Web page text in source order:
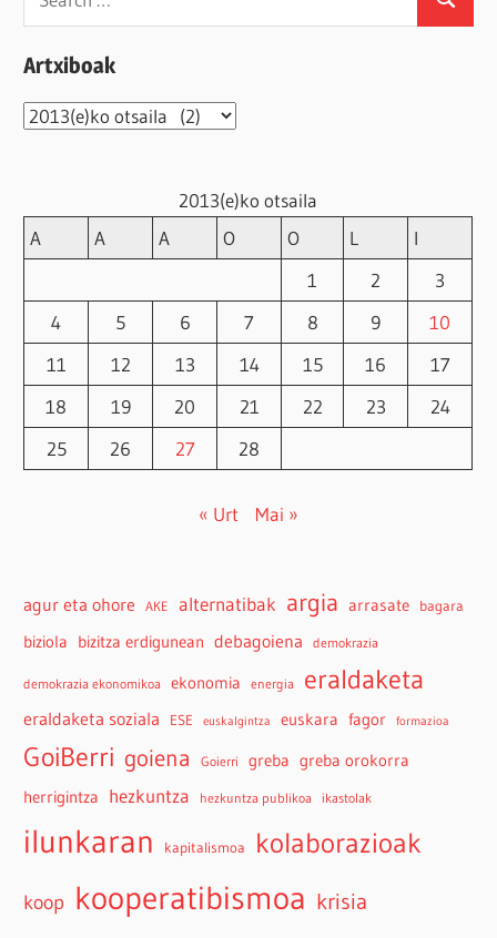
Search
Artxiboak
Artxiboak
2013(e)ko otsaila
A
A A O O L
I
1
2
3
4
5 6 7 8 9
10
11
12 13 14 15 16
17
18
19 20 21 22 23
24
25
26 27 28
« Urt Mai »
agur eta ohore AKE alternatibak argia arrasate bagara
biziola bizitza erdigunean debagoiena demokrazia
demokrazia ekonomikoa ekonomia energia eraldaketa
eraldaketa soziala ESE euskalgintza euskara fagor formazioa
GoiBerri goiena Goierri greba greba orokorra
herrigintza
hezkuntza hezkuntza publikoa ikastolak
ilunkaran kapitalismoa kolaborazioak
koop kooperatibismoa krisia